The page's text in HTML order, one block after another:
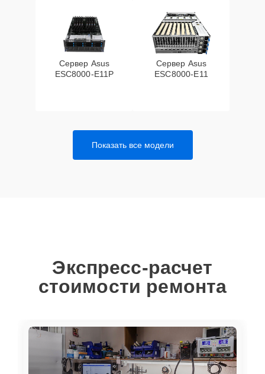
Сервер Asus
ESC8000-E11P
Сервер Asus
ESC8000-E11
Показать все модели
Экспресс-расчет
стоимости ремонта